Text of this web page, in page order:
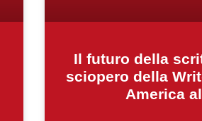
Il futuro della
sciopero della
America